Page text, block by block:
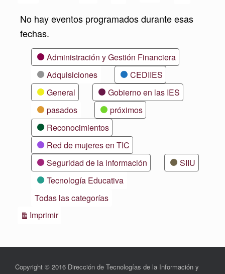
No hay eventos programados durante esas
fechas.
CategoríasAdministración y Gestión Financiera
Adquisiciones
CEDIIES
General
Gobierno en las IES
pasados
próximos
Reconocimientos
Red de mujeres en TIC
Seguridad de la información
SIIU
Tecnología Educativa
Todas las categorías
ImprimirVistas
Copyright © 2016 Dirección de Tecnologías de la Información y